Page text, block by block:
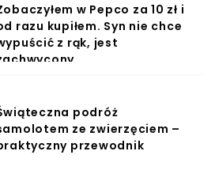
w Pepco za 10 zł i
razu kupiłem. Syn nie chce
z rąk, jest
podróż
ze zwierzęciem –
przewodnik